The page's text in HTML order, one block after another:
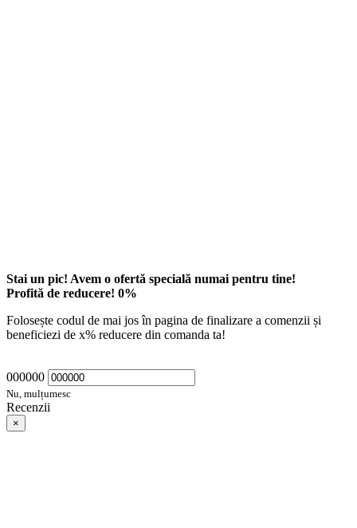
Stai un pic! Avem o ofertă specială numai pentru tine!
Profită de reducere! 0%
Folosește codul de mai jos în pagina de finalizare a comenzii și
beneficiezi de x% reducere din comanda ta!
000000
Nu, mulțumesc
Recenzii
×